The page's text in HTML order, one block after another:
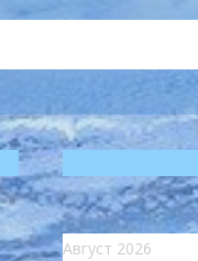
Август 2026